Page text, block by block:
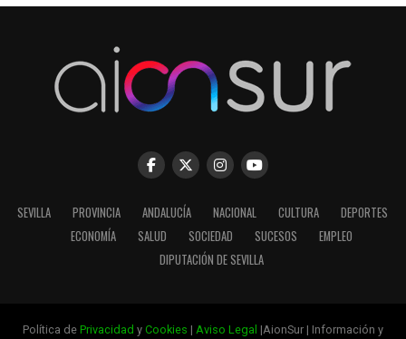
SEVILLA PROVINCIA ANDALUCÍA NACIONAL CULTURA
DEPORTES
ECONOMÍA
SALUD SOCIEDAD SUCESOS
EMPLEO
DIPUTACIÓN DE SEVILLA
Política de Privacidad y Cookies | Aviso Legal |AionSur | Información y